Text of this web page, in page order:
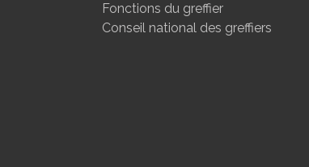
Fonctions du greffier
Conseil national des greffiers